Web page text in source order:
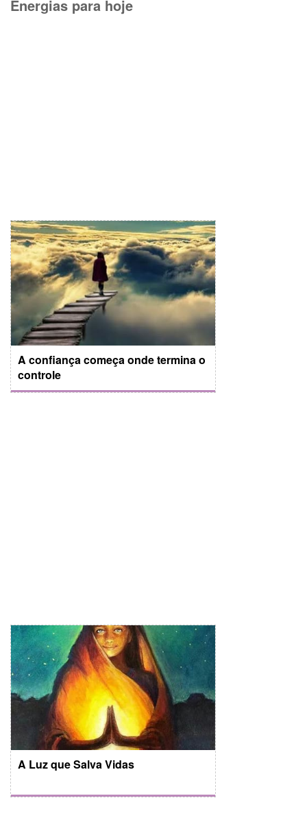
Energias para hoje
A confiança começa onde termina o
controle
A Luz que Salva Vidas